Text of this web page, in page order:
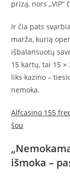
prizą, nors
Ir čia pats
marža, kurią
išbalansuotų
15 kartų, tai 15 ×
liks kazino –
nemoka.
Alfcasino 155
šou
išmoka –